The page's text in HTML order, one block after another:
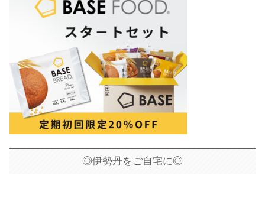
◎伊勢丹をご自宅に◎